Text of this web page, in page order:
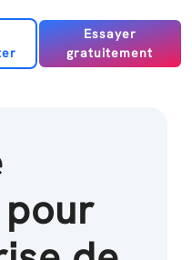
Essayer
gratuitement